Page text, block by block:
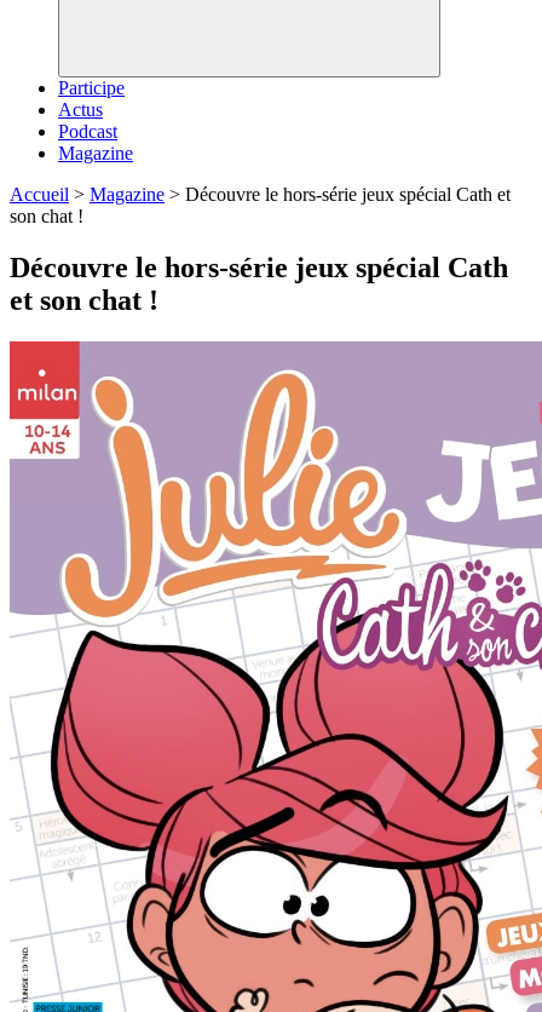
Participe
Actus
Podcast
Magazine
Accueil > Magazine > Découvre le hors-série jeux spécial Cath et
son chat !
Découvre le hors-série jeux spécial Cath
et son chat !